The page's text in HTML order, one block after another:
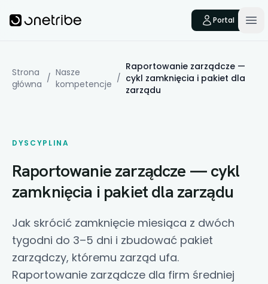
Onetribe
Portal
Strona
główna / Nasze
kompetencje /
Raportowanie zarządcze —
cykl zamknięcia i pakiet dla
zarządu
DYSCYPLINA
Raportowanie zarządcze — cykl
zamknięcia i pakiet dla zarządu
Jak skrócić zamknięcie miesiąca z dwóch
tygodni do 3–5 dni i zbudować pakiet
zarządczy, któremu zarząd ufa.
Raportowanie zarządcze dla firm średniej